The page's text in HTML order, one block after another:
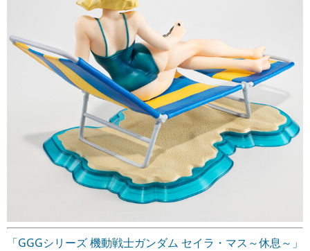
「GGGシリーズ 機動戦士ガンダム セイラ・マス～休息～」